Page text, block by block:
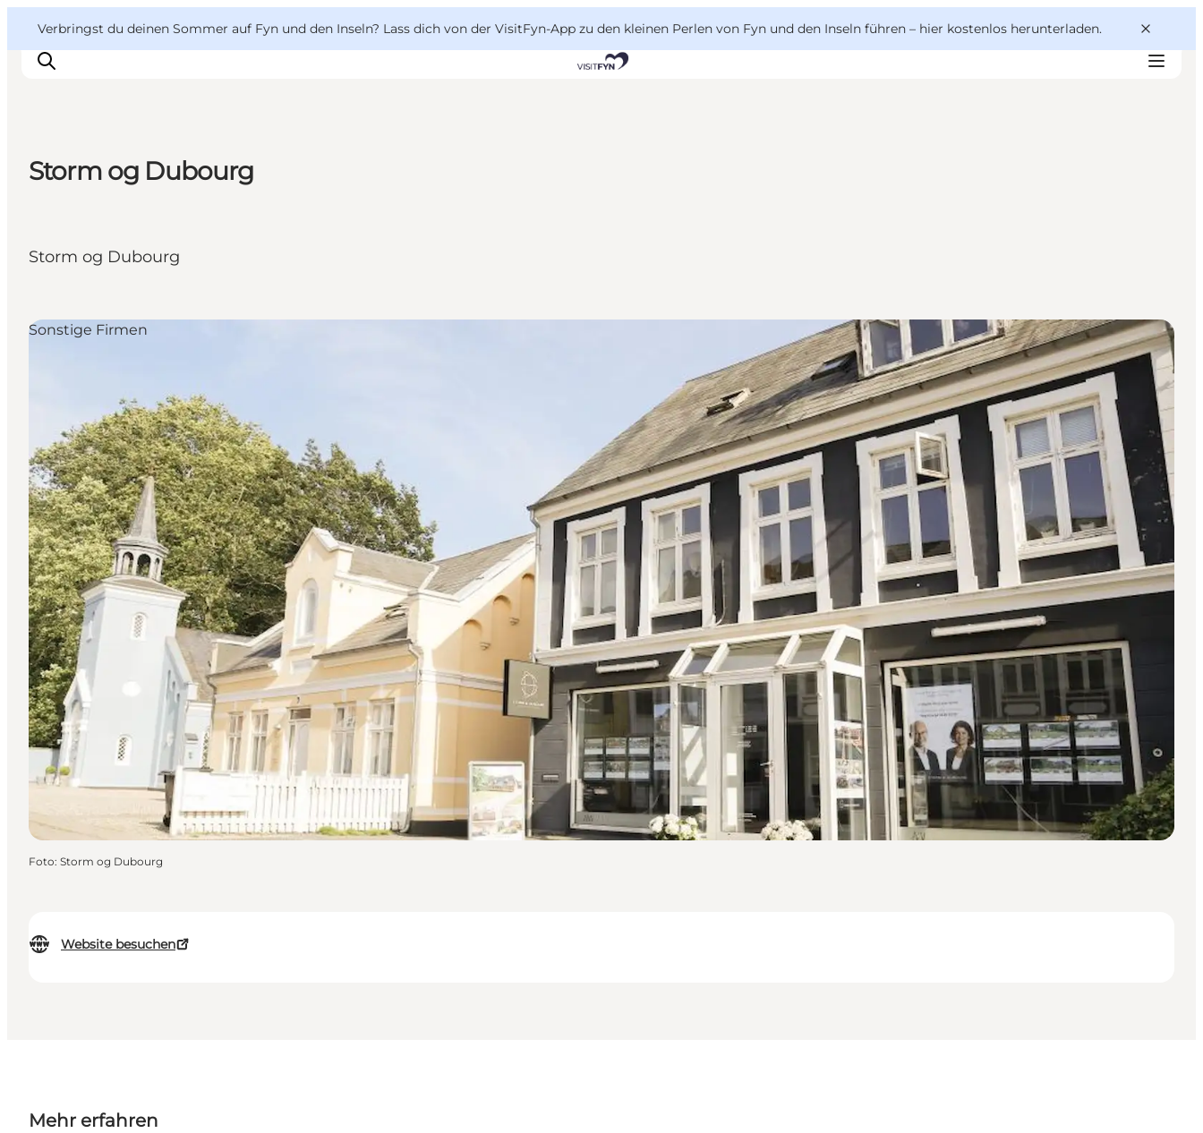
Verbringst du deinen Sommer auf Fyn und den Inseln? Lass dich von der VisitFyn-App zu den kleinen Perlen von Fyn und den Inseln führen – hier kostenlos herunterladen.
Essen & trinken
Übernachtung
VisitFyn
Deutsch
Storm og Dubourg
Storm og Dubourg
Website besuchen
Sonstige Firmen
Foto: Storm og Dubourg
Mehr erfahren